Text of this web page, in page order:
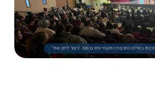
באולם התרבות המקומי וחזו בהצגה "גיבור ליום אחד".